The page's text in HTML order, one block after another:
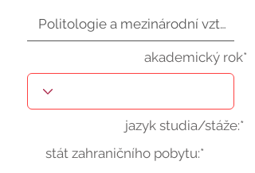
akademický rok*
jazyk studia/stáže:*
stát zahraničního pobytu:*